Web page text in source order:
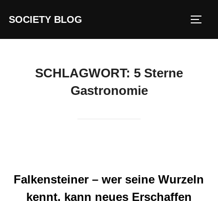
InhaltSOCIETY BLOG
SCHLAGWORT: 5 Sterne
Gastronomie
Falkensteiner – wer seine Wurzeln
kennt, kann neues Erschaffen